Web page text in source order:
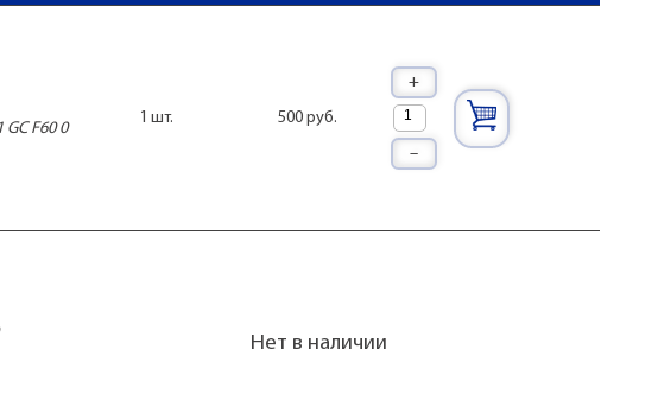
GC F60 0
1 шт. 500 руб.
+
–
Нет в наличии